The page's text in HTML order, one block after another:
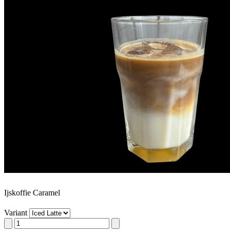
Ijskoffie Caramel
Variant